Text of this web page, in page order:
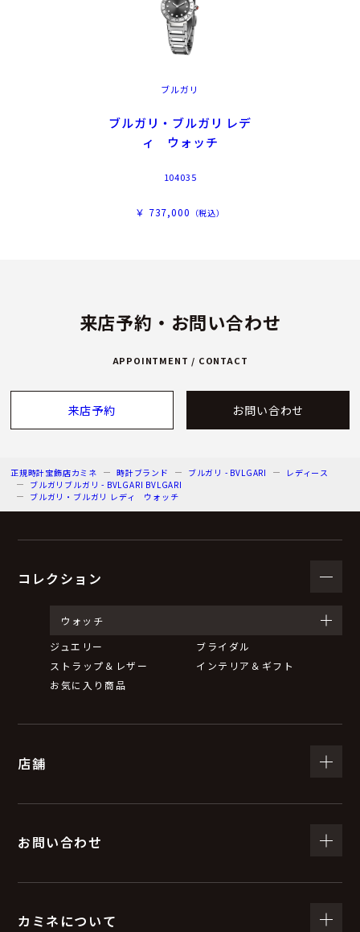
ブルガリ
ブルガリ・ブルガリ レデ
ィ ウォッチ
104035
￥ 737,000 （税込）
来店予約・お問い合わせ
APPOINTMENT / CONTACT
来店予約 お問い合わせ
正規時計宝飾店カミネ 時計ブランド ブルガリ - BVLGARI
レディース
ブルガリブルガリ - BVLGARI BVLGARI
ブルガリ・ブルガリ レディ ウォッチ
コレクション
ウォッチ
ジュエリー
ブライダル
ストラップ＆レザー
インテリア＆ギフト
お気に入り商品
店舗
お問い合わせ
カミネについて